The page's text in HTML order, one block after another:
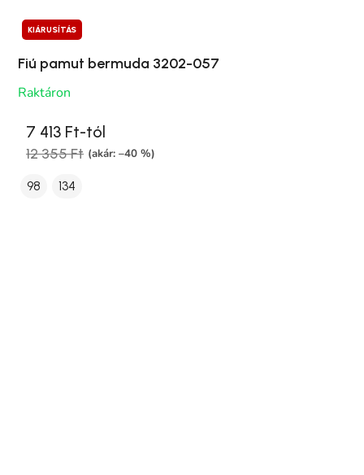
KIÁRUSÍTÁS
Fiú pamut bermuda 3202-057
Raktáron
7 413 Ft-tól
12 355 Ft (akár: –40 %)
98 134